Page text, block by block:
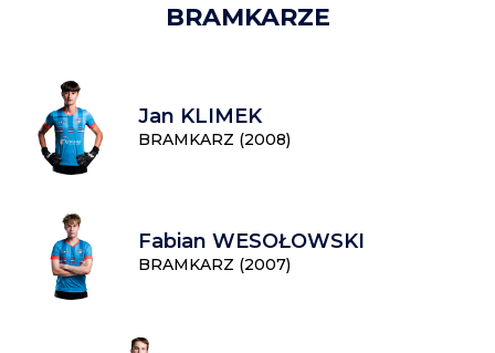
BRAMKARZE
Jan KLIMEK
BRAMKARZ (2008)
Fabian WESOŁOWSKI
BRAMKARZ (2007)